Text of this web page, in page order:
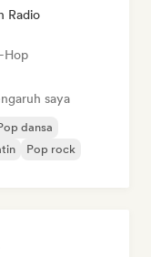
Radio
Hop
saya
dansa
Pop rock